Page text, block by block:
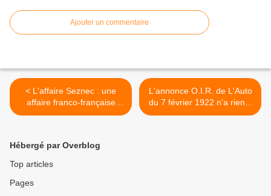
Ajouter un commentaire
< L'affaire Seznec : une
affaire franco-française
entre deux bretons....
L'annonce O.I.R. de L'Auto
du 7 février 1922 n'a rien à
voir avec l'affaire Seznec...
Hébergé par Overblog
Top articles
Pages